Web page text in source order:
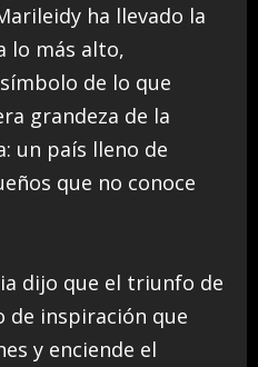
ha llevado la
lo más alto,
de lo que
grandeza de la
un país lleno de
que no conoce
dijo que el triunfo de
de inspiración que
y enciende el